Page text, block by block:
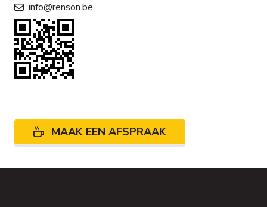
info@renson.be
MAAK EEN AFSPRAAK